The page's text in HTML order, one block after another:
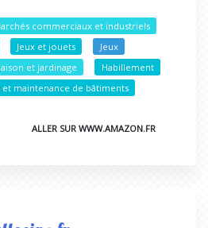
commerciaux et industriels
Jeux et jouets
Jeux
et jardinage
Habillement
maintenance de bâtiments
ALLER SUR WWW.AMAZON.FR